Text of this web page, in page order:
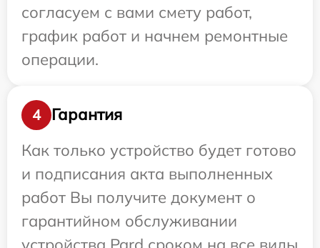
согласуем с вами смету работ,
график работ и начнем ремонтные
операции.
4
Гарантия
Как только устройство будет готово
и подписания акта выполненных
работ Вы получите документ о
гарантийном обслуживании